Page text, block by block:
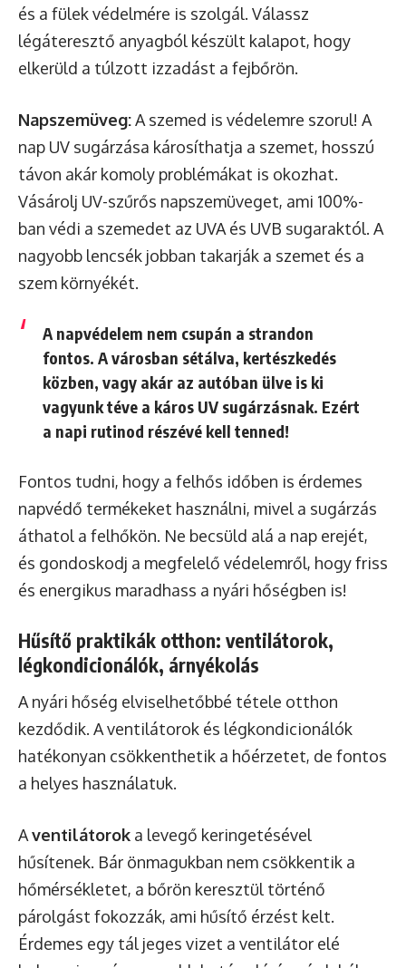
és a fülek védelmére is szolgál. Válassz
légáteresztő anyagból készült kalapot, hogy
elkerüld a túlzott izzadást a fejbőrön.
Napszemüveg:A szemed is védelemre szorul! A
nap UV sugárzása károsíthatja a szemet, hosszú
távon akár komoly problémákat is okozhat.
Vásárolj UV-szűrős napszemüveget, ami 100%-
ban védi a szemedet az UVA és UVB sugaraktól. A
nagyobb lencsék jobban takarják a szemet és a
szem környékét.
A napvédelem nem csupán a strandon
fontos. A városban sétálva, kertészkedés
közben, vagy akár az autóban ülve is ki
vagyunk téve a káros UV sugárzásnak. Ezért
a napi rutinod részévé kell tenned!
Fontos tudni, hogy a felhős időben is érdemes
napvédő termékeket használni, mivel a sugárzás
áthatol a felhőkön. Ne becsüld alá a nap erejét,
és gondoskodj a megfelelő védelemről, hogy friss
és energikus maradhass a nyári hőségben is!
Hűsítő praktikák otthon: ventilátorok,
légkondicionálók, árnyékolás
A nyári hőség elviselhetőbbé tétele otthon
kezdődik. A ventilátorok és légkondicionálók
hatékonyan csökkenthetik a hőérzetet, de fontos
a helyes használatuk.
Aventilátorok a levegő keringetésével
hűsítenek. Bár önmagukban nem csökkentik a
hőmérsékletet, a bőrön keresztül történő
párolgást fokozzák, ami hűsítő érzést kelt.
Érdemes egy tál jeges vizet a ventilátor elé